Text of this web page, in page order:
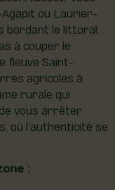
ou Laurier-
bordant le littoral.
à couper le
fleuve Saint-
agricoles à
rurale qui
vous arrêter
où l’authenticité se
: